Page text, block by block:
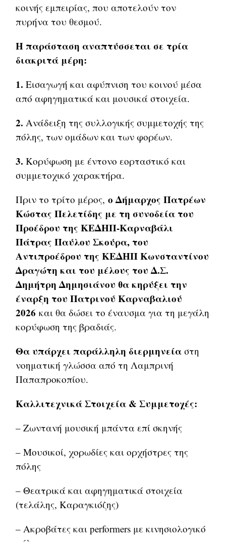
κοινής εμπειρίας, που αποτελούν τον
πυρήνα του θεσμού.
Η παράσταση αναπτύσσεται σε τρία
διακριτά μέρη:
1. Εισαγωγή και αφύπνιση του κοινού μέσα
από αφηγηματικά και μουσικά στοιχεία.
2.Ανάδειξη της συλλογικής συμμετοχής της
πόλης, των ομάδων και των φορέων.
3.Κορύφωση με έντονο εορταστικό και
συμμετοχικό χαρακτήρα.
Πριν το τρίτο μέρος,ο Δήμαρχος Πατρέων
Κώστας Πελετίδης με τη συνοδεία του
Προέδρου της ΚΕΔΗΠ-Καρναβάλι
Πάτρας Παύλου Σκούρα, του
Αντιπροέδρου της ΚΕΔΗΠ Κωνσταντίνου
Δραγώτη και του μέλους του Δ.Σ.
Δημήτρη Δημησιάνου θα κηρύξει την
έναρξη του Πατρινού Καρναβαλιού
2026 και θα δώσει το έναυσμα για τη μεγάλη
κορύφωση της βραδιάς.
Θα υπάρχει παράλληλη διερμηνεία στη
νοηματική γλώσσα από τη Λαμπρινή
Παπαπροκοπίου.
Καλλιτεχνικά Στοιχεία & Συμμετοχές:
– Ζωντανή μουσική μπάντα επί σκηνής
– Μουσικοί, χορωδίες και ορχήστρες της
πόλης
– Θεατρικά και αφηγηματικά στοιχεία
(τελάλης, Καραγκιόζης)
– Ακροβάτες και performers με κινησιολογικό